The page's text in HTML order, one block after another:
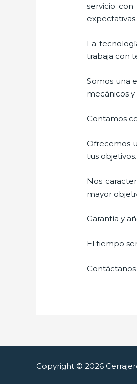
servicio con
expectativas.
La
trabaja con
Somos una
mecánicos
Contamos
Ofrecemos
tus objetivos.
Nos
mayor
Garantía y
El tiempo
Copyright © 2026